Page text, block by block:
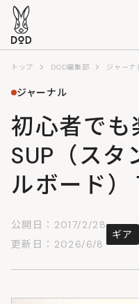
トップ DOD編集部 ジャーナ
ジャーナル
初心者でも
SUP（スタ
ルボード）
公開日：2017/2/28
更新日：2026/6/8
ギア